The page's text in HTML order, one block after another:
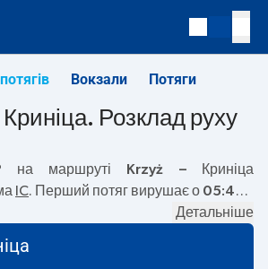
Вокзали Потяги
Криніца. Розклад руху
на маршруті
Krzyż – Криніца
IC . Перший потяг вирушає о 05:46з
маршруті
PKP Intercity. Потяг завершує
Детальніше